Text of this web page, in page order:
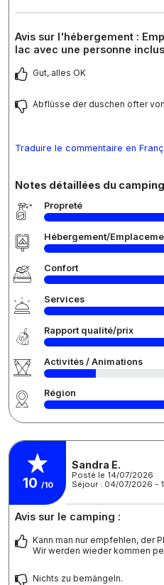
Avis sur l'hébergement :
lac avec une personne
Gut, alles OK
Abflüsse der duschen öfter
Traduire le commentaire en
Notes détaillées du camping
Propreté
Hébergement/
Confort
Services
Rapport qualité/prix
Activités / Animations
Région
10 /10
Sandra E.
Posté le 14/07/2026
Séjour : 04/07/2026 -
Avis sur le camping :
Kann man nur empfehlen, der
Wir werden wieder kommen
Nichts zu bemängeln.